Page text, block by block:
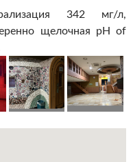
342 мг/л,
щелочная pH of